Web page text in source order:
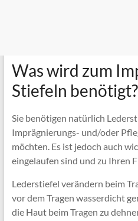
Was wird zum
Stiefeln benötigt?
Sie benötigen natürlich
Imprägnierungs- und/oder
möchten. Es ist jedoch auch
eingelaufen sind und zu Ihren
Lederstiefel verändern beim
vor dem Tragen wasserdicht
die Haut beim Tragen zu